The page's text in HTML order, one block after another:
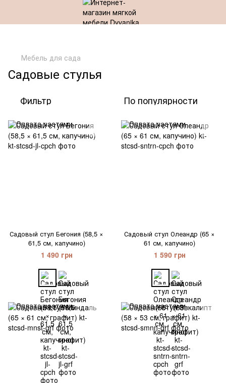
Мебель для сада
Садовые стулья
Фильтр По популярности
Садовый стул Бегония (58,5 ×
61,5 см, капучино)
1 490 грн
Садовый стул Олеандр (65 ×
61 см, капучино)
1 590 грн